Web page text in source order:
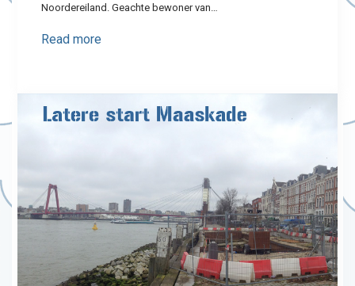
Noordereiland. Geachte bewoner van…
Read more